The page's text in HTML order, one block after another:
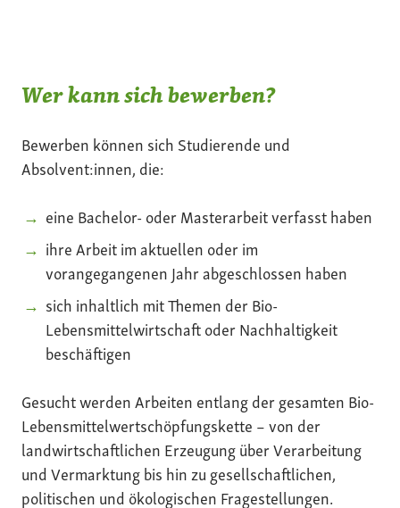
Wer kann sich bewerben?
Bewerben können sich Studierende und
Absolvent:innen, die:
eine Bachelor- oder Masterarbeit verfasst haben
ihre Arbeit im aktuellen oder im
vorangegangenen Jahr abgeschlossen haben
sich inhaltlich mit Themen der Bio-
Lebensmittelwirtschaft oder Nachhaltigkeit
beschäftigen
Gesucht werden Arbeiten entlang der gesamten Bio-
Lebensmittelwertschöpfungskette – von der
landwirtschaftlichen Erzeugung über Verarbeitung
und Vermarktung bis hin zu gesellschaftlichen,
politischen und ökologischen Fragestellungen.